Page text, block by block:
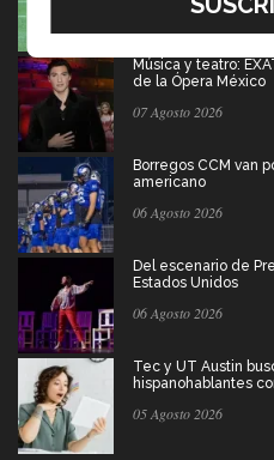
07 Agosto 2026
Música y teatro:
de la Ópera México
07 Agosto 2026
Borregos CCM van
americano
06 Agosto 2026
Del escenario de
Estados Unidos
06 Agosto 2026
Tec y UT Austin
hispanohablantes
05 Agosto 2026